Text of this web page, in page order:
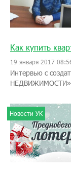
Как купить
19 января 2017
Интервью с
НЕДВИЖИМОСТИ»
Новости УК